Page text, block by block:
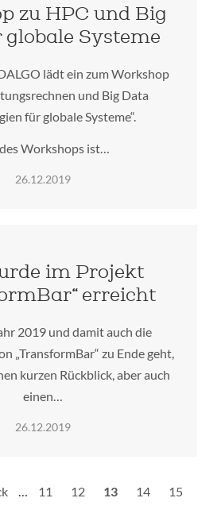
zu HPC und Big
globale Systeme
lädt ein zum Workshop
und Big Data
für globale Systeme“.
Workshops ist…
26.12.2019
im Projekt
erreicht
2019 und damit auch die
„TransformBar“ zu Ende geht,
kurzen Rückblick, aber auch
einen…
26.12.2019
Seite
11 Seite
12
Aktuelle
13 Seite
14 Seite
15